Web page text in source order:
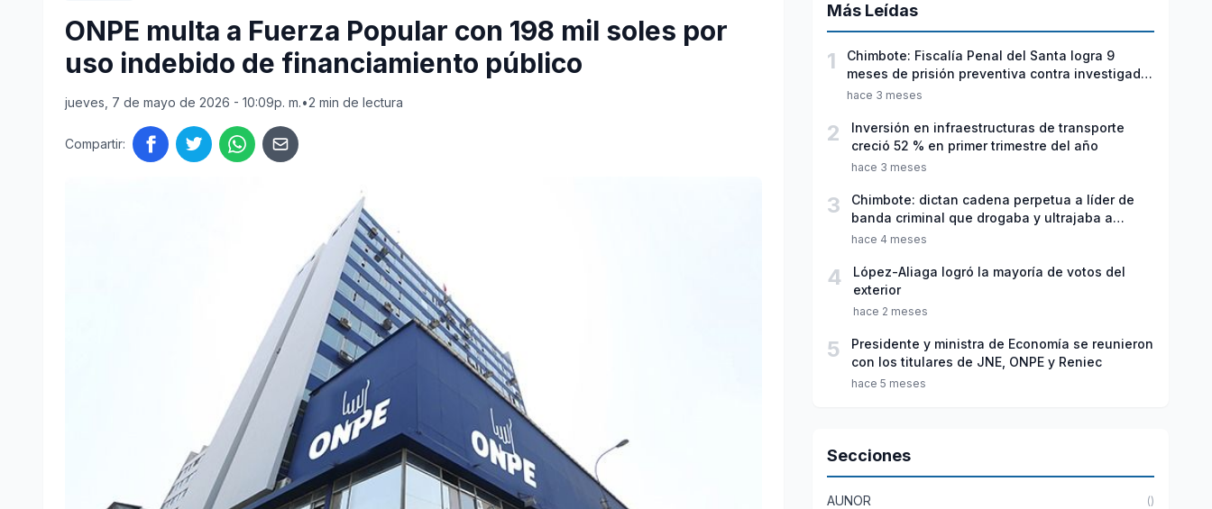
ONPE multa a Fuerza Popular con 198 mil soles por
uso indebido de financiamiento público
jueves, 7 de mayo de 2026 - 10:09p. m.•2 min de lectura
Compartir:
Más Leídas
1
Chimbote: Fiscalía Penal del Santa logra 9
meses de prisión preventiva contra investigado
por violación sexual y tentativa de feminicidio
hace 3 meses
2
Inversión en infraestructuras de transporte
creció 52 % en primer trimestre del año
hace 3 meses
3
Chimbote: dictan cadena perpetua a líder de
banda criminal que drogaba y ultrajaba a
jóvenes
hace 4 meses
4
López-Aliaga logró la mayoría de votos del
exterior
hace 2 meses
5
Presidente y ministra de Economía se reunieron
con los titulares de JNE, ONPE y Reniec
hace 5 meses
Secciones
AUNOR ()